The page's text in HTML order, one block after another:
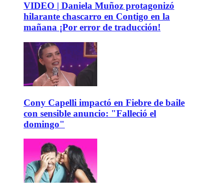
VIDEO | Daniela Muñoz protagonizó
hilarante chascarro en Contigo en la
mañana ¡Por error de traducción!
Cony Capelli impactó en Fiebre de baile
con sensible anuncio: "Falleció el
domingo"